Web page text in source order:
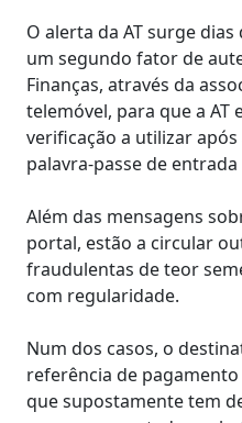
O alerta da AT surge
um segundo fator de
Finanças, através da
telemóvel, para que a AT
verificação a utilizar após
palavra-passe de
Além das mensagens
portal, estão a circular
fraudulentas de teor
com regularidade.
Num dos casos, o
referência de
que supostamente tem